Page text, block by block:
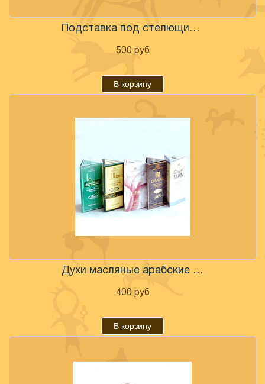
Подставка под стелющиеся дым
500 руб
В корзину
Духи масляные арабские в ассортименте
400 руб
В корзину